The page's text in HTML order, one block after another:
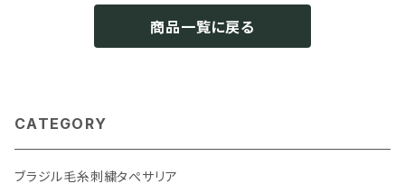
商品一覧に戻る
CATEGORY
ブラジル毛糸刺繍タぺサリア